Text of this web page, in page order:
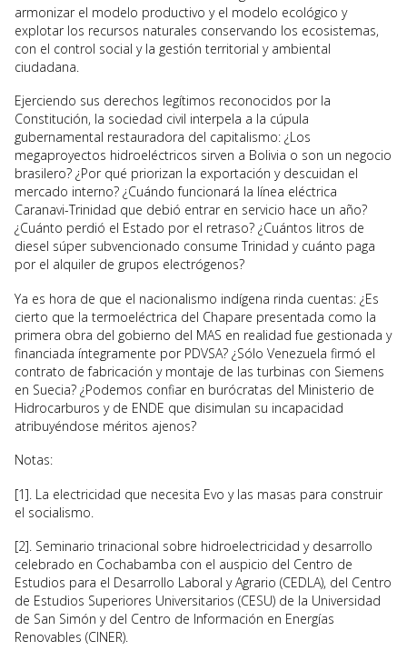
armonizar el modelo productivo y el modelo ecológico y
explotar los recursos naturales conservando los ecosistemas,
con el control social y la gestión territorial y ambiental
ciudadana.
Ejerciendo sus derechos legítimos reconocidos por la
Constitución, la sociedad civil interpela a la cúpula
gubernamental restauradora del capitalismo: ¿Los
megaproyectos hidroeléctricos sirven a Bolivia o son un negocio
brasilero? ¿Por qué priorizan la exportación y descuidan el
mercado interno? ¿Cuándo funcionará la línea eléctrica
Caranavi-Trinidad que debió entrar en servicio hace un año?
¿Cuánto perdió el Estado por el retraso? ¿Cuántos litros de
diesel súper subvencionado consume Trinidad y cuánto paga
por el alquiler de grupos electrógenos?
Ya es hora de que el nacionalismo indígena rinda cuentas: ¿Es
cierto que la termoeléctrica del Chapare presentada como la
primera obra del gobierno del MAS en realidad fue gestionada y
financiada íntegramente por PDVSA? ¿Sólo Venezuela firmó el
contrato de fabricación y montaje de las turbinas con Siemens
en Suecia? ¿Podemos confiar en burócratas del Ministerio de
Hidrocarburos y de ENDE que disimulan su incapacidad
atribuyéndose méritos ajenos?
Notas:
[1]. La electricidad que necesita Evo y las masas para construir
el socialismo.
[2]. Seminario trinacional sobre hidroelectricidad y desarrollo
celebrado en Cochabamba con el auspicio del Centro de
Estudios para el Desarrollo Laboral y Agrario (CEDLA), del Centro
de Estudios Superiores Universitarios (CESU) de la Universidad
de San Simón y del Centro de Información en Energías
Renovables (CINER).